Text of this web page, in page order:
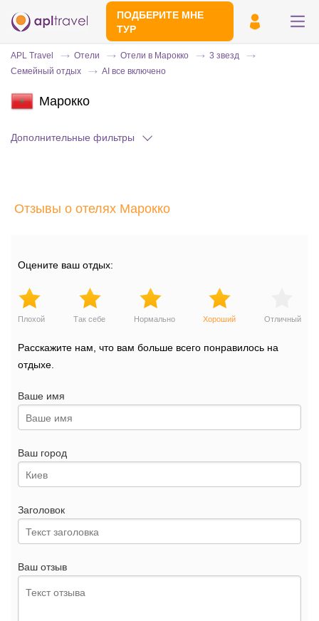
ПОДБЕРИТЕ МНЕ
ТУР
Эксперт свяжется с вами и сделает
APL Travel Отели Отели в Марокко
3 звезд
Семейный отдых
AI все включено
Марокко
Дополнительные фильтры
Отзывы о отелях Марокко
Оцените ваш отдых:
Плохой Так себе Нормально Хороший Отличный
Расскажите нам, что вам больше всего понравилось на
отдыхе.
Ваше имя
Ваш город
Заголовок
Ваш отзыв